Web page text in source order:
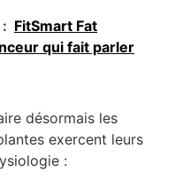
FitSmart Fat
qui fait parler
désormais les
exercent leurs
: